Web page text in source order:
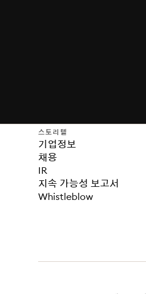
스토리텔
기업정보
채용
IR
지속 가능성 보고서
Whistleblow